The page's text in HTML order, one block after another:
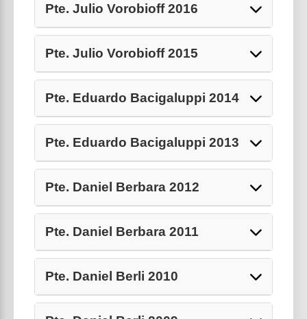
Pte. Julio Vorobioff 2016
Pte. Julio Vorobioff 2015
Pte. Eduardo Bacigaluppi 2014
Pte. Eduardo Bacigaluppi 2013
Pte. Daniel Berbara 2012
Pte. Daniel Berbara 2011
Pte. Daniel Berli 2010